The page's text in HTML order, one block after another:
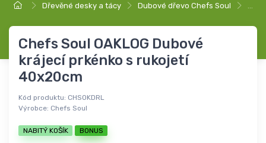
Dřevěné desky a tácy Dubové dřevo Chefs Soul
Chefs Soul OAKLOG Dubové
krájecí prkénko s rukojetí
40x20cm
Kód produktu: CHSOKDRL
Výrobce: Chefs Soul
NABITÝ KOŠÍK BONUS